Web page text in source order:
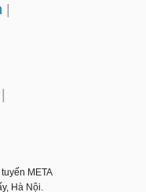
META
Hà Nội.